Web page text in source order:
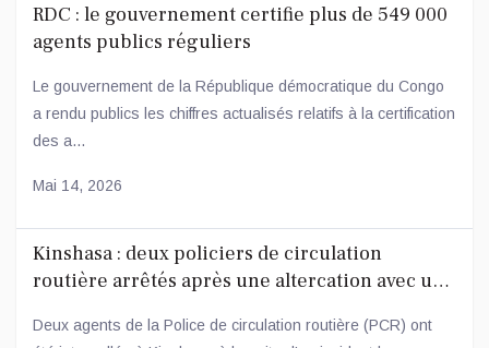
RDC : le gouvernement certifie plus de 549 000
agents publics réguliers
Le gouvernement de la République démocratique du Congo
a rendu publics les chiffres actualisés relatifs à la certification
des a...
Mai 14, 2026
Kinshasa : deux policiers de circulation
routière arrêtés après une altercation avec un
Deux agents de la Police de circulation routière (PCR) ont